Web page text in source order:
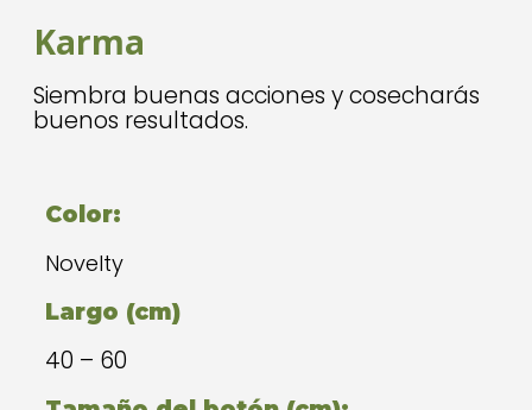
Karma
Siembra buenas acciones y cosecharás
buenos resultados.
Color:
Novelty
Largo (cm)
40 – 60